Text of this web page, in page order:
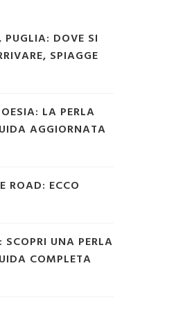
DOVE SI
SPIAGGE
LA PERLA
AGGIORNATA
ROAD: ECCO
UNA PERLA
COMPLETA